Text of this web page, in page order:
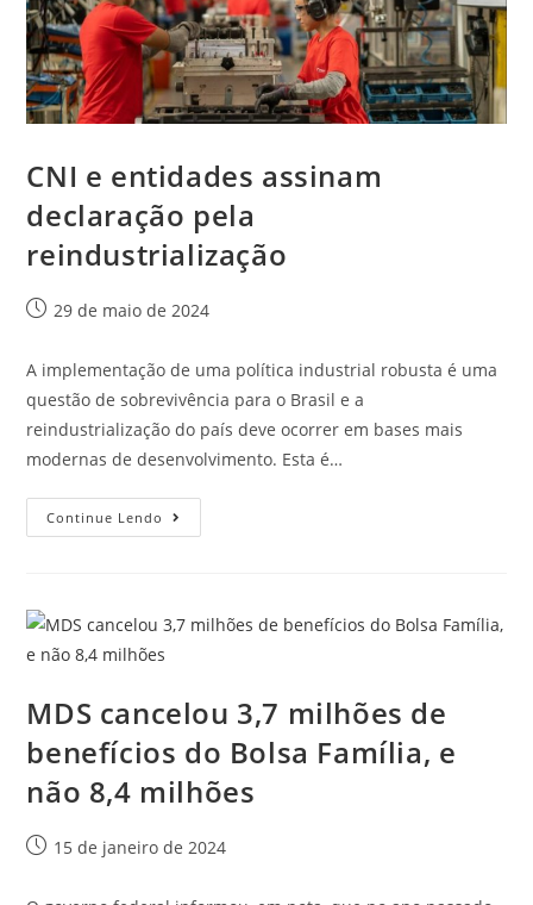
CNI e entidades assinam
declaração pela
reindustrialização
29 de maio de 2024
A implementação de uma política industrial robusta é uma
questão de sobrevivência para o Brasil e a
reindustrialização do país deve ocorrer em bases mais
modernas de desenvolvimento. Esta é…
Continue Lendo
MDS cancelou 3,7 milhões de
benefícios do Bolsa Família, e
não 8,4 milhões
15 de janeiro de 2024